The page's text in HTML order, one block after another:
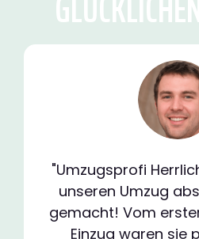
"Umzugsprofi
unseren Umzug
gemacht! Vom
Einzug waren sie